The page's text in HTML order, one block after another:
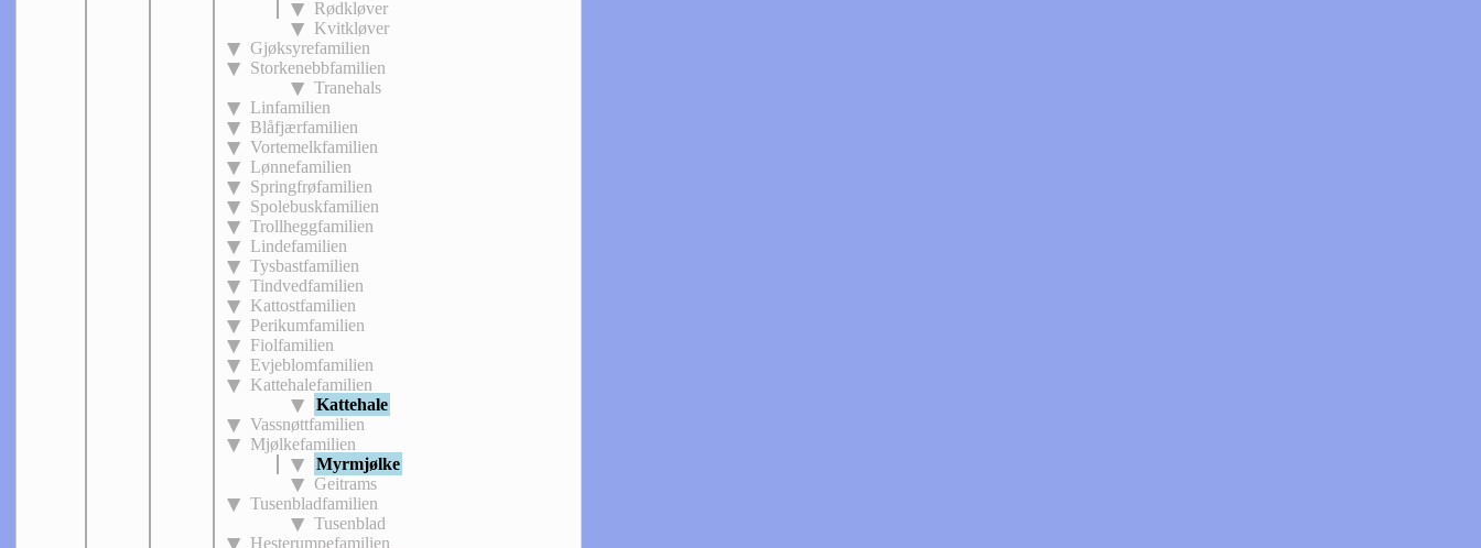
Rødkløver
Kvitkløver
Gjøksyrefamilien
Storkenebbfamilien
Tranehals
Linfamilien
Blåfjærfamilien
Vortemelkfamilien
Lønnefamilien
Springfrøfamilien
Spolebuskfamilien
Trollheggfamilien
Lindefamilien
Tysbastfamilien
Tindvedfamilien
Kattostfamilien
Perikumfamilien
Fiolfamilien
Evjeblomfamilien
Kattehalefamilien
Kattehale
Vassnøttfamilien
Mjølkefamilien
Myrmjølke
Geitrams
Tusenbladfamilien
Tusenblad
Hesterumpefamilien